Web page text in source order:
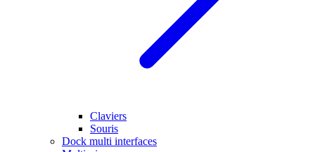
Claviers
Souris
Dock multi interfaces